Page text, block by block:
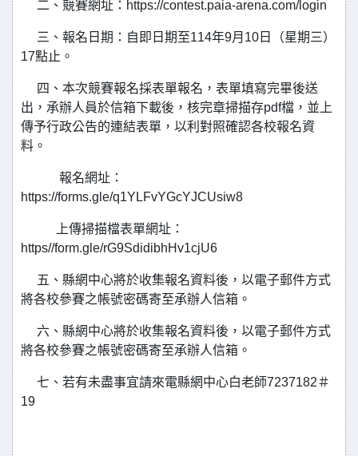
二、競賽網址：https://contest.paia-arena.com/login
三、報名日期：自即日期至114年9月10日（星期三）
17點止。
四、本次競賽報名採表單報名，表單填寫完畢後送
出，承辦人員於信箱下載後，核完章掃描存pdf檔，並上
傳予行政公告的連結表單，以利對照確認各校報名資
料。
報名網址：
https://forms.gle/q1YLFvYGcYJCUsiw8
上傳掃描檔表單網址：
https//form.gle/rG9SdidibhHv1cjU6
五、縣網中心將於收集報名資料後，以電子郵件方式
將各校參賽之帳號密碼寄至承辦人信箱。
六、縣網中心將於收集報名資料後，以電子郵件方式
將各校參賽之帳號密碼寄至承辦人信箱。
七、若有未盡事宜請來電縣網中心白老師7237182＃
19